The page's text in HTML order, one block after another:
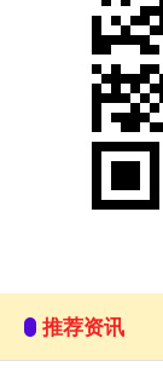
推荐资讯